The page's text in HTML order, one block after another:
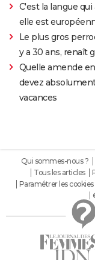
C'est la langue
elle est
Le plus gros
y a 30 ans, renaît
Quelle amende
devez
vacances
Qui sommes-nous ?
Tous les articles
Paramétrer les cookies